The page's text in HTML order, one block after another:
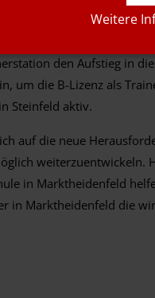
(Dertingen/Höhefeld/
den Aufstieg in
um die B-Lizenz als
Steinfeld aktiv.
auf die neue
weiterzuentwickeln.
in Marktheidenfeld
in Marktheidenfeld die
Weitere